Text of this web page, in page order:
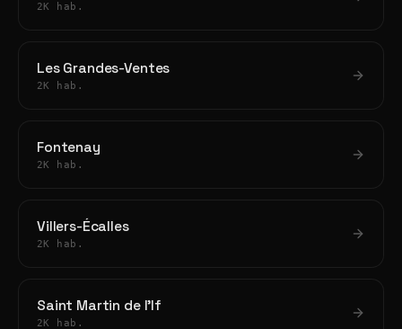
2K hab.
Les Grandes-Ventes
2K hab.
Fontenay
2K hab.
Villers-Écalles
2K hab.
Saint Martin de l'If
2K hab.